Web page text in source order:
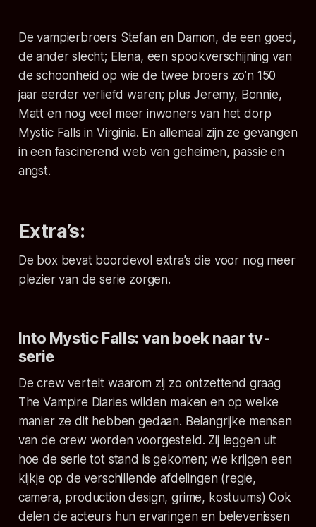
De vampierbroers Stefan en Damon, de een goed,
de ander slecht; Elena, een spookverschijning van
de schoonheid op wie de twee broers zo’n 150
jaar eerder verliefd waren; plus Jeremy, Bonnie,
Matt en nog veel meer inwoners van het dorp
Mystic Falls in Virginia. En allemaal zijn ze gevangen
in een fascinerend web van geheimen, passie en
angst.
Extra’s:
De box bevat boordevol extra’s die voor nog meer
plezier van de serie zorgen.
Into Mystic Falls: van boek naar tv-
serie
De crew vertelt waarom zij zo ontzettend graag
The Vampire Diaries wilden maken en op welke
manier ze dit hebben gedaan. Belangrijke mensen
van de crew worden voorgesteld. Zij leggen uit
hoe de serie tot stand is gekomen; we krijgen een
kijkje op de verschillende afdelingen (regie,
camera, production design, grime, kostuums) Ook
delen de acteurs hun ervaringen en belevenissen